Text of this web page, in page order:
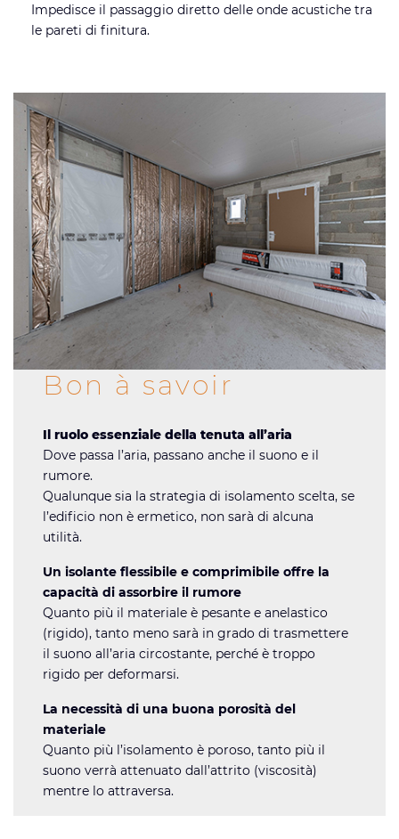
Impedisce il passaggio diretto delle onde acustiche tra
le pareti di finitura.
Bon à savoir
Il ruolo essenziale della tenuta all’aria
Dove passa l’aria, passano anche il suono e il
rumore.
Qualunque sia la strategia di isolamento scelta, se
l’edificio non è ermetico, non sarà di alcuna
utilità.
Un isolante flessibile e comprimibile offre la
capacità di assorbire il rumore
Quanto più il materiale è pesante e anelastico
(rigido), tanto meno sarà in grado di trasmettere
il suono all’aria circostante, perché è troppo
rigido per deformarsi.
La necessità di una buona porosità del
materiale
Quanto più l’isolamento è poroso, tanto più il
suono verrà attenuato dall’attrito (viscosità)
mentre lo attraversa.